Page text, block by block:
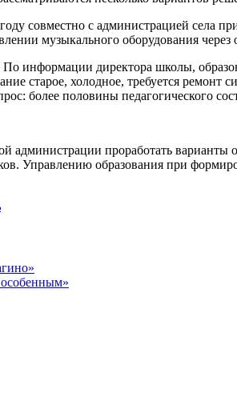
совместно с администрацией
музыкального оборудования
информации директора школы,
старое, холодное, требуется ремонт
более половины педагогического
проработать варианты
Управлению образования при